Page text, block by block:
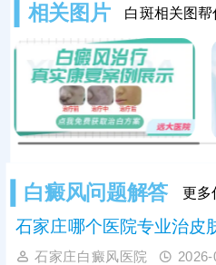
易和白
科学检
行痊愈
科学对
相关图片 白斑相关图
白癜风问题解答 更多
石家庄哪个医院专业治皮
石家庄白癜风医院